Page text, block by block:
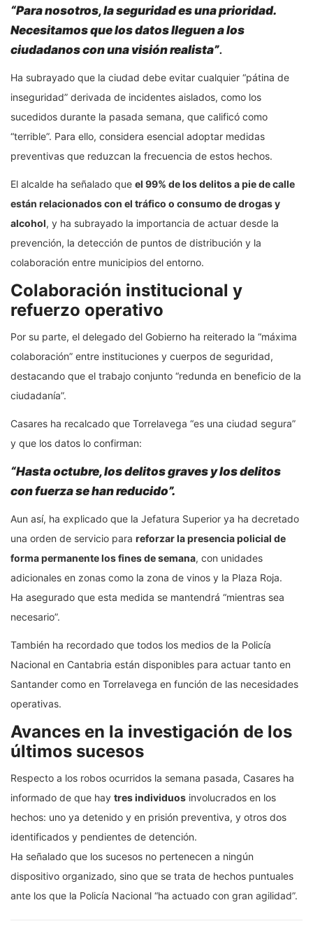
“Para nosotros, la seguridad es una prioridad.
Necesitamos que los datos lleguen a los
ciudadanos con una visión realista”.
Ha subrayado que la ciudad debe evitar cualquier “pátina de
inseguridad” derivada de incidentes aislados, como los
sucedidos durante la pasada semana, que calificó como
“terrible”. Para ello, considera esencial adoptar medidas
preventivas que reduzcan la frecuencia de estos hechos.
El alcalde ha señalado que el 99% de los delitos a pie de calle
están relacionados con el tráfico o consumo de drogas y
alcohol, y ha subrayado la importancia de actuar desde la
prevención, la detección de puntos de distribución y la
colaboración entre municipios del entorno.
Colaboración institucional y
refuerzo operativo
Por su parte, el delegado del Gobierno ha reiterado la “máxima
colaboración” entre instituciones y cuerpos de seguridad,
destacando que el trabajo conjunto “redunda en beneficio de la
ciudadanía”.
Casares ha recalcado que Torrelavega “es una ciudad segura”
y que los datos lo confirman:
“Hasta octubre, los delitos graves y los delitos
con fuerza se han reducido”.
Aun así, ha explicado que la Jefatura Superior ya ha decretado
una orden de servicio para reforzar la presencia policial de
forma permanente los fines de semana, con unidades
adicionales en zonas como la zona de vinos y la Plaza Roja.
Ha asegurado que esta medida se mantendrá “mientras sea
necesario”.
También ha recordado que todos los medios de la Policía
Nacional en Cantabria están disponibles para actuar tanto en
Santander como en Torrelavega en función de las necesidades
operativas.
Avances en la investigación de los
últimos sucesos
Respecto a los robos ocurridos la semana pasada, Casares ha
informado de que hay tres individuos involucrados en los
hechos: uno ya detenido y en prisión preventiva, y otros dos
identificados y pendientes de detención.
Ha señalado que los sucesos no pertenecen a ningún
dispositivo organizado, sino que se trata de hechos puntuales
ante los que la Policía Nacional “ha actuado con gran agilidad”.